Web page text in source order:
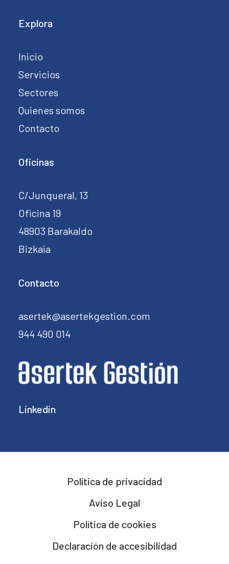
Linkedin
Explora
Inicio
Servicios
Sectores
Quienes somos
Contacto
Oficinas
C/Junqueral, 13
Oficina 19
48903 Barakaldo
Bizkaia
Contacto
asertek@asertekgestion.com
944 490 014
Política de privacidad
Aviso Legal
Política de cookies
Declaración de accesibilidad